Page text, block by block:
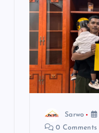
Sarwo
0 Comments